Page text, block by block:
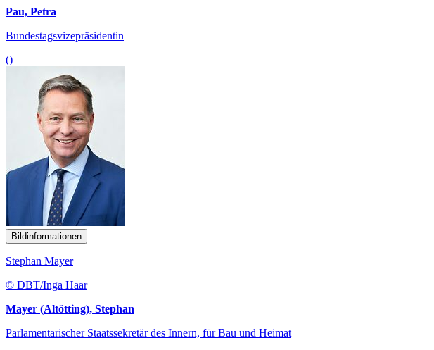
Pau, Petra
Bundestagsvizepräsidentin
()
Bildinformationen
Stephan Mayer
© DBT/Inga Haar
Mayer (Altötting), Stephan
Parlamentarischer Staatssekretär des Innern, für Bau und Heimat